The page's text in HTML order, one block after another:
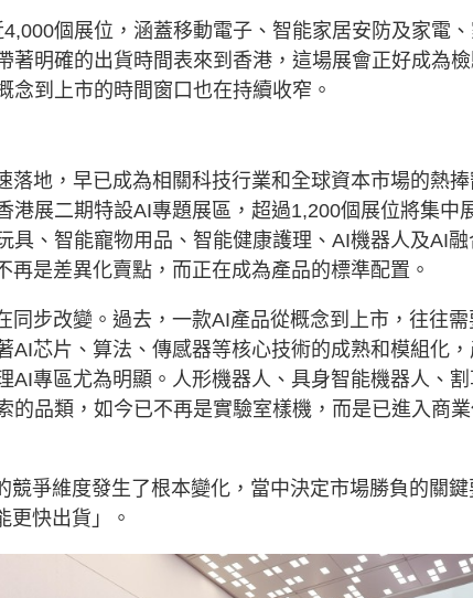
個展位，涵蓋移動電子、智能家居安防及家電
著明確的出貨時間表來到香港，這場展會正好成為
到上市的時間窗口也在持續收窄。
落地，早已成為相關科技行業和全球資本市場的熱
港展二期特設AI專題展區，超過1,200個展位將集中
具、智能寵物用品、智能健康護理、AI機器人及AI融
是差異化賣點，而正在成為產品的標準配置。
同步改變。過去，一款AI產品從概念到上市，往往需
AI芯片、算法、傳感器等核心技術的成熟和模組化
AI專區尤為明顯。人形機器人、具身智能機器人、
的品類，如今已不再是實驗室樣機，而是已進入商
爭維度發生了根本變化，當中決定市場勝負的關鍵
更快出貨」。